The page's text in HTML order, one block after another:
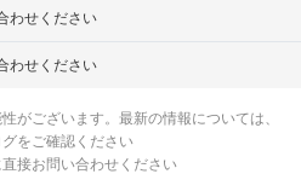
わせください
わせください
がございます。最新の情報については、
をご確認ください
接お問い合わせください